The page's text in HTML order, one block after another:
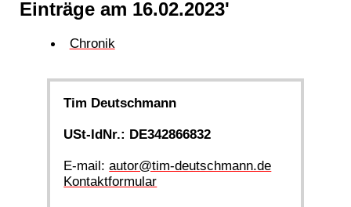
Einträge am 16.02.2023'
Chronik
Tim Deutschmann
USt-IdNr.: DE342866832
E-mail:autor@tim-deutschmann.de
Kontaktformular